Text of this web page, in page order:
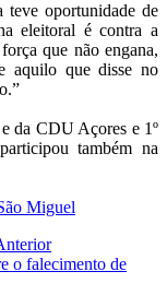
teve oportunidade de
eleitoral é contra a
que não engana,
aquilo que disse no
da CDU Açores e 1º
também na
Miguel
o falecimento de